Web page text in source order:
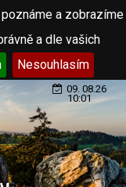
a zobrazíme
a dle vašich
Nesouhlasím
09. 08.26
10:01